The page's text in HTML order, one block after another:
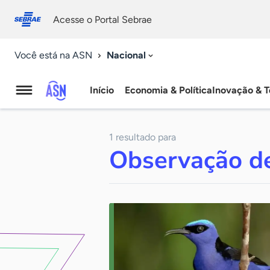
conosco
Acesse o Portal Sebrae
Você está na ASN Nacional
Agência
Notícias
Início Economia & PolíticaInovação &
1 resultado para
Observação